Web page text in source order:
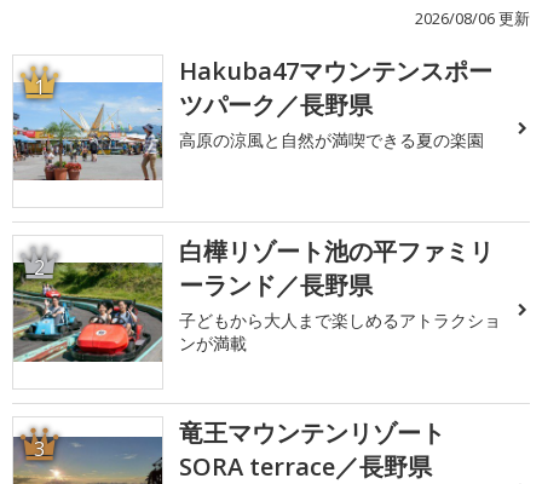
2026/08/06 更新
1
Hakuba47マウンテンスポー
ツパーク／長野県
高原の涼風と自然が満喫できる夏の楽園
2
白樺リゾート池の平ファミリ
ーランド／長野県
子どもから大人まで楽しめるアトラクショ
ンが満載
3
竜王マウンテンリゾート
SORA terrace／長野県